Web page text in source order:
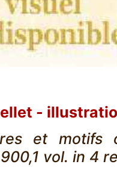
-
et motifs
vol. in 4